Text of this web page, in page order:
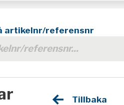
artikelnr/referensnr
Tillbaka